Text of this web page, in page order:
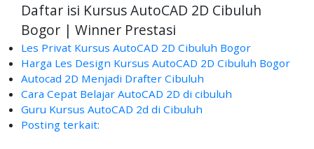
Daftar isi Kursus AutoCAD 2D Cibuluh
Bogor | Winner Prestasi
Les Privat Kursus AutoCAD 2D Cibuluh Bogor
Harga Les Design Kursus AutoCAD 2D Cibuluh Bogor
Autocad 2D Menjadi Drafter Cibuluh
Cara Cepat Belajar AutoCAD 2D di cibuluh
Guru Kursus AutoCAD 2d di Cibuluh
Posting terkait: